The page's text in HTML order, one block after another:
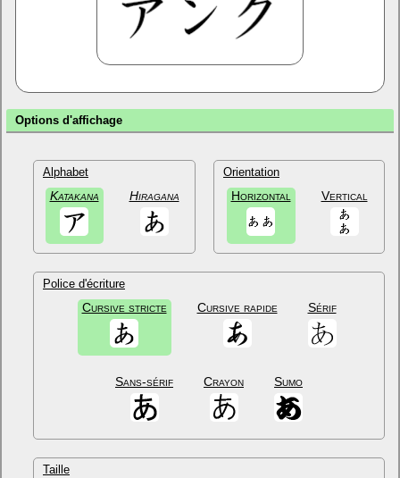
Options d'affichage
Alphabet
Katakana Hiragana
Orientation
Horizontal Vertical
Police d'écriture
Cursive stricte Cursive rapide Sérif
Sans-sérif Crayon Sumo
Taille